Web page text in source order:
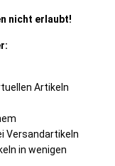
nicht erlaubt!
Artikeln
Versandartikeln
in wenigen